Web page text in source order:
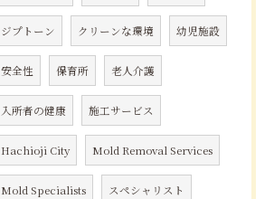
ジプトーン クリーンな環境 幼児施設
安全性 保育所 老人介護
入所者の健康 施工サービス
Hachioji City Mold Removal Services
Mold Specialists スペシャリスト